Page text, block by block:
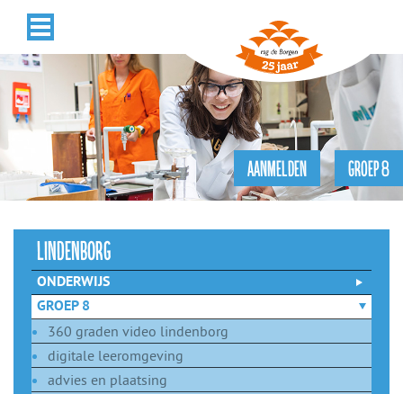
GROEP 8
AANMELDEN
lindenborg
ONDERWIJS
GROEP 8
360 graden video lindenborg
digitale leeromgeving
advies en plaatsing